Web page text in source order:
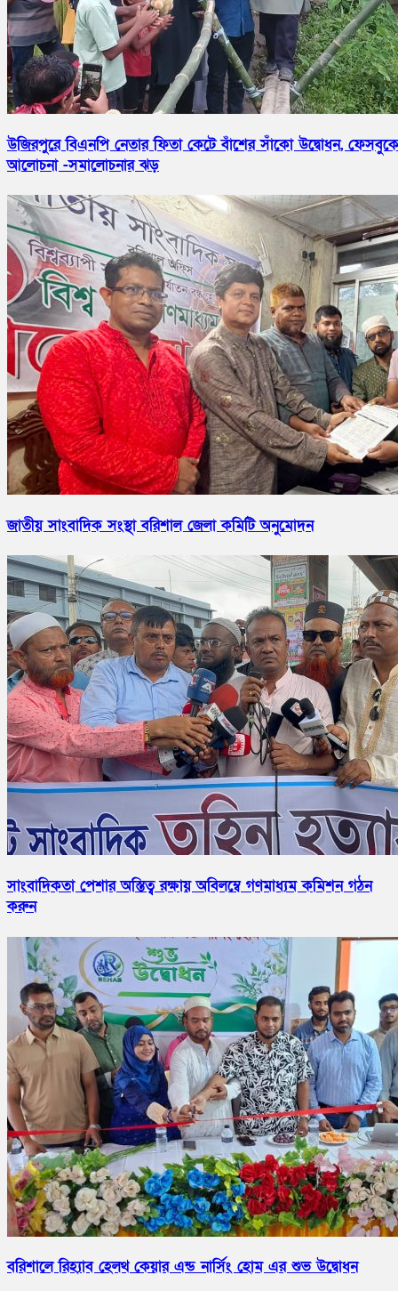
উজিরপুরে বিএনপি নেতার ফিতা কেটে বাঁশের সাঁকো উদ্বোধন, ফেসবুকে
আলোচনা -সমালোচনার ঝড়
জাতীয় সাংবাদিক সংস্থা বরিশাল জেলা কমিটি অনুমোদন
সাংবাদিকতা পেশার অস্তিত্ব রক্ষায় অবিলম্বে গণমাধ্যম কমিশন গঠন
করুন
বরিশালে রিহ্যাব হেলথ কেয়ার এন্ড নার্সিং হোম এর শুভ উদ্বোধন